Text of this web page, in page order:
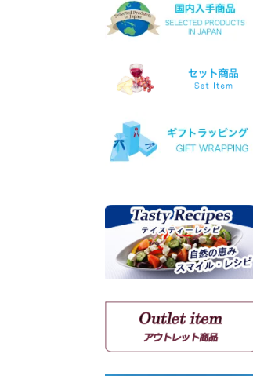
ガイドゥリア
アイダニ
モスコフィレロ
ゲヴェルツトラミネール
ミュスカ・ブラン・ア・プ
ティ・グラン
クシノマブロ
アギヨルギティコ
マヴロ クンドゥラ オブ キ
ミ
マヴロダフニ
コチファリ
マンディラリ
リャティコ